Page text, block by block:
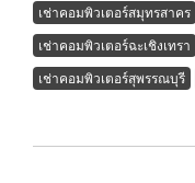
เช่าคอมพิวเตอร์สมุทรสาคร
เช่าคอมพิวเตอร์ฉะเชิงเทรา
เช่าคอมพิวเตอร์สุพรรณบุรี